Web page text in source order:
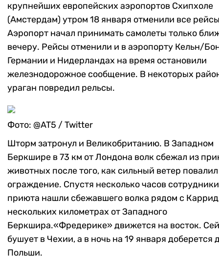
крупнейших европейских аэропортов Схипхоле
(Амстердам) утром 18 января отменили все
Аэропорт начал принимать самолеты только
вечеру. Рейсы отменили и в аэропорту Кельн/
Германии и Нидерландах на время остановили
железнодорожное сообщение. В некоторых
ураган повредил рельсы.
Фото: @AT5 / Twitter
Шторм затронул и Великобританию. В Западном
Беркшире в 73 км от Лондона волк сбежал из
животных после того, как сильный ветер повалил
ограждение. Спустя несколько часов сотрудники
приюта нашли сбежавшего волка рядом с
нескольких километрах от Западного
Беркшира.«Фредерике» движется на восток.
бушует в Чехии, а в ночь на 19 января доберется
Польши.